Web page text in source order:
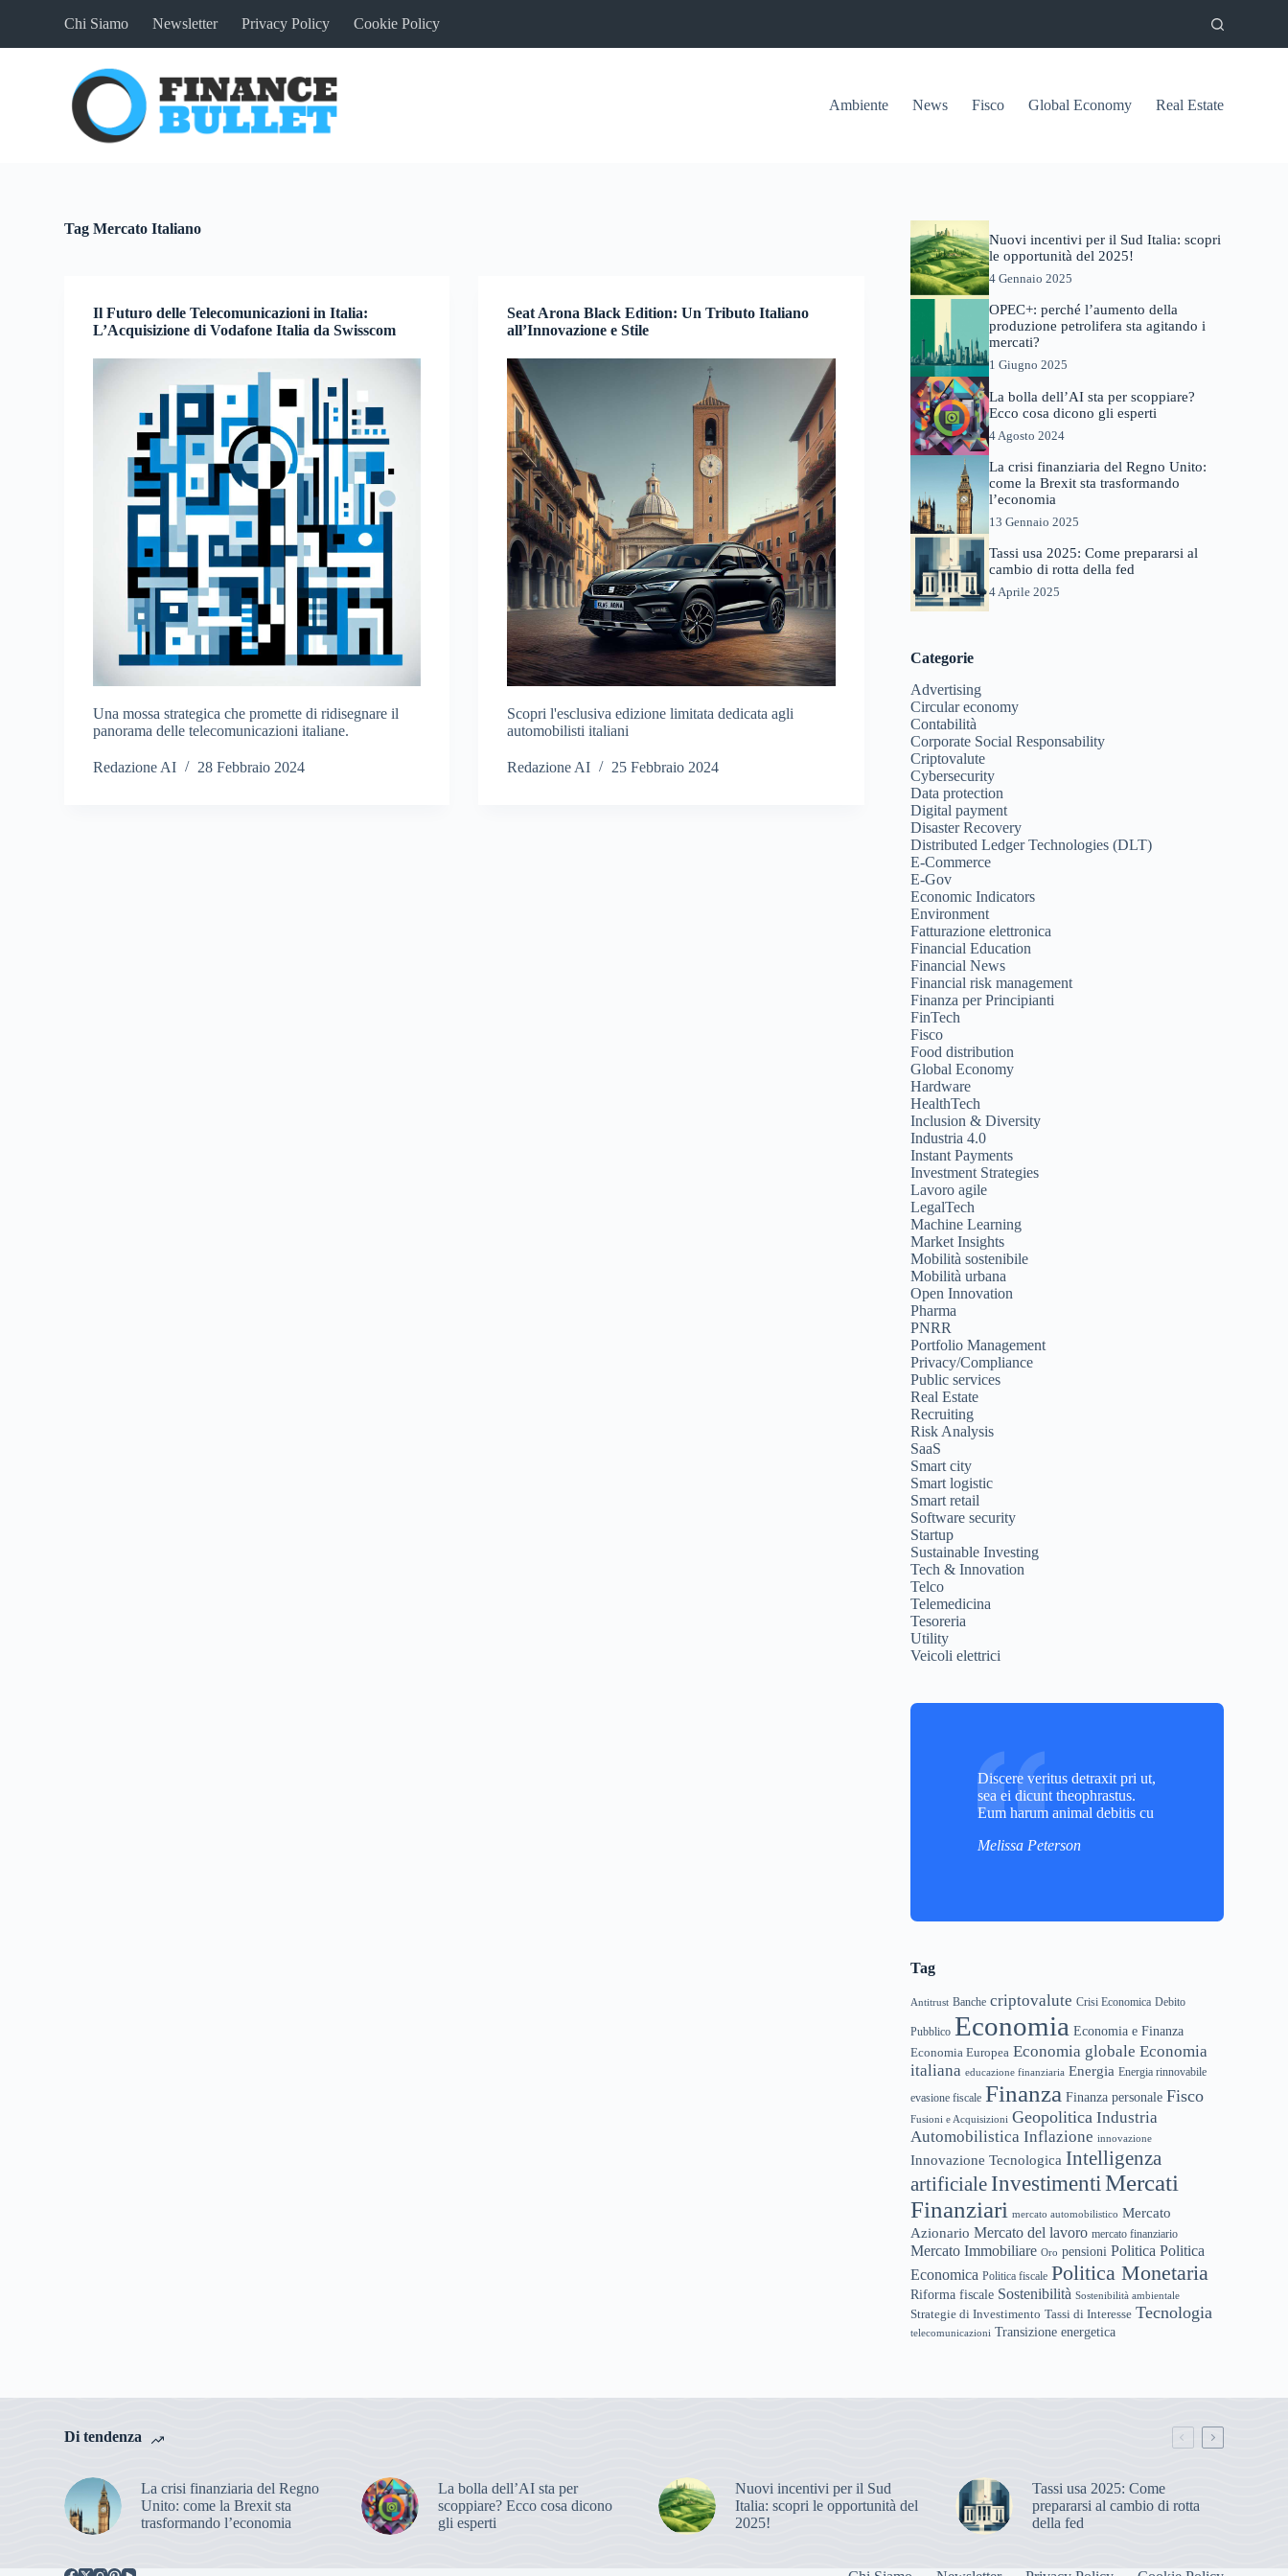
l
Chi Siamo Newsletter Privacy Policy Cookie Policy
Ambiente News Fisco Global Economy Real Estate
Tag Mercato Italiano
Il Futuro delle Telecomunicazioni in Italia:
L’Acquisizione di Vodafone Italia da Swisscom
Una mossa strategica che promette di ridisegnare il
panorama delle telecomunicazioni italiane.
Redazione AI 28 Febbraio 2024
Seat Arona Black Edition: Un Tributo Italiano
all’Innovazione e Stile
Scopri l'esclusiva edizione limitata dedicata agli
automobilisti italiani
Redazione AI 25 Febbraio 2024
Nuovi incentivi per il Sud Italia: scopri
le opportunità del 2025!
4 Gennaio 2025
OPEC+: perché l’aumento della
produzione petrolifera sta agitando i
mercati?
1 Giugno 2025
La bolla dell’AI sta per scoppiare?
Ecco cosa dicono gli esperti
4 Agosto 2024
La crisi finanziaria del Regno Unito:
come la Brexit sta trasformando
l’economia
13 Gennaio 2025
Tassi usa 2025: Come prepararsi al
cambio di rotta della fed
4 Aprile 2025
Categorie
Advertising
Circular economy
Contabilità
Corporate Social Responsability
Criptovalute
Cybersecurity
Data protection
Digital payment
Disaster Recovery
Distributed Ledger Technologies (DLT)
E-Commerce
E-Gov
Economic Indicators
Environment
Fatturazione elettronica
Financial Education
Financial News
Financial risk management
Finanza per Principianti
FinTech
Fisco
Food distribution
Global Economy
Hardware
HealthTech
Inclusion & Diversity
Industria 4.0
Instant Payments
Investment Strategies
Lavoro agile
LegalTech
Machine Learning
Market Insights
Mobilità sostenibile
Mobilità urbana
Open Innovation
Pharma
PNRR
Portfolio Management
Privacy/Compliance
Public services
Real Estate
Recruiting
Risk Analysis
SaaS
Smart city
Smart logistic
Smart retail
Software security
Startup
Sustainable Investing
Tech & Innovation
Telco
Telemedicina
Tesoreria
Utility
Veicoli elettrici
Discere veritus detraxit pri ut,
sea ei dicunt theophrastus.
Eum harum animal debitis cu
Melissa Peterson
Tag
Antitrust Banche criptovalute Crisi Economica Debito
Pubblico Economia Economia e Finanza
Economia Europea Economia globale Economia
italiana educazione finanziaria Energia Energia rinnovabile
evasione fiscale Finanza Finanza personale Fisco
Fusioni e Acquisizioni Geopolitica Industria
Automobilistica Inflazione innovazione
Innovazione Tecnologica Intelligenza
artificiale Investimenti Mercati
Finanziari mercato automobilistico Mercato
Azionario Mercato del lavoro mercato finanziario
Mercato Immobiliare Oro pensioni Politica Politica
Economica Politica fiscale Politica Monetaria
Riforma fiscale Sostenibilità Sostenibilità ambientale
Strategie di Investimento Tassi di Interesse Tecnologia
telecomunicazioni Transizione energetica
Di tendenza
La crisi finanziaria del Regno
Unito: come la Brexit sta
trasformando l’economia
La bolla dell’AI sta per
scoppiare? Ecco cosa dicono
gli esperti
Nuovi incentivi per il Sud
Italia: scopri le opportunità del
2025!
Tassi usa 2025: Come
prepararsi al cambio di rotta
della fed